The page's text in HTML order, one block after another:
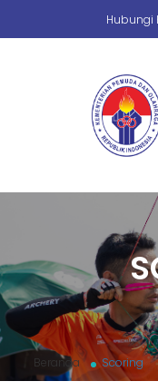
Hubungi
Beranda Scoring